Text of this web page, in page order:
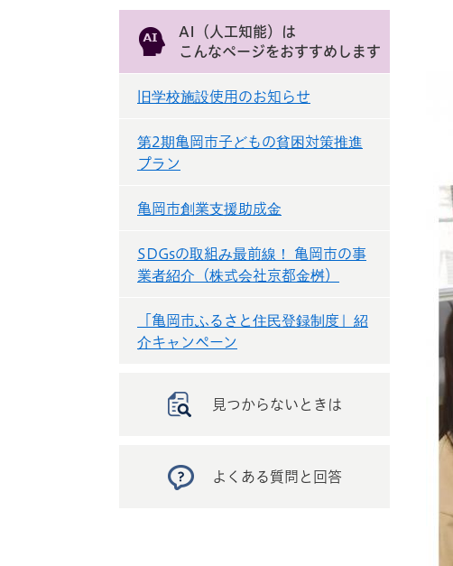
AI（人工知能）は
こんなページをおすすめします
旧学校施設使用のお知らせ
第2期亀岡市子どもの貧困対策推進
プラン
亀岡市創業支援助成金
SDGsの取組み最前線！ 亀岡市の事
業者紹介（株式会社京都金桝）
「亀岡市ふるさと住民登録制度」紹
介キャンペーン
見つからないときは
よくある質問と回答